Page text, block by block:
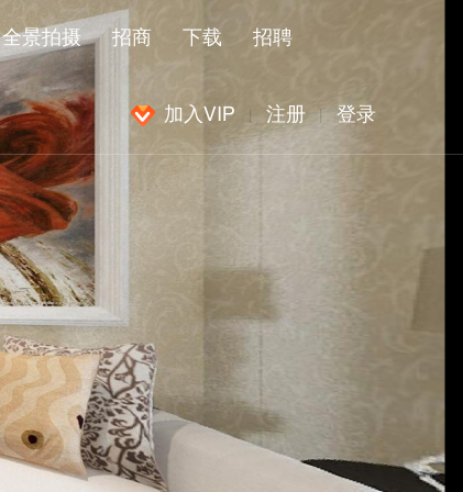
全景拍摄 招商 下载 招聘
加入VIP 注册 登录